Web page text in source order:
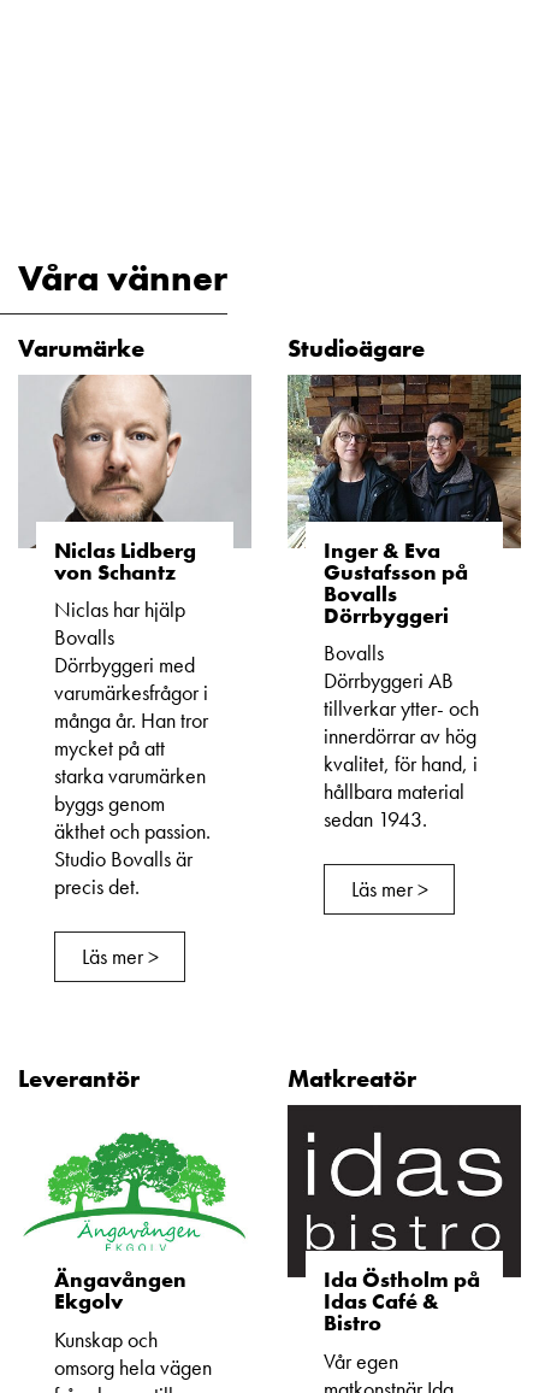
Våra vänner
Varumärke
Niclas Lidberg
von Schantz
Niclas har hjälp
Bovalls
Dörrbyggeri med
varumärkesfrågor i
många år. Han tror
mycket på att
starka varumärken
byggs genom
äkthet och passion.
Studio Bovalls är
precis det.
Läs mer >
Studioägare
Inger & Eva
Gustafsson på
Bovalls
Dörrbyggeri
Bovalls
Dörrbyggeri AB
tillverkar ytter- och
innerdörrar av hög
kvalitet, för hand, i
hållbara material
sedan 1943.
Läs mer >
Leverantör
Ängavången
Ekgolv
Kunskap och
omsorg hela vägen
Matkreatör
Ida Östholm på
Idas Café &
Bistro
Vår egen